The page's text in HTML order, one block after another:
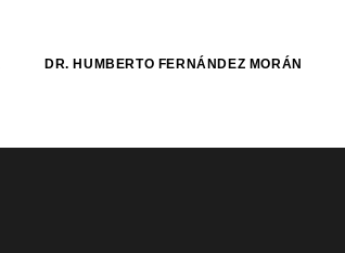
DR. HUMBERTO FERNÁNDEZ MORÁN